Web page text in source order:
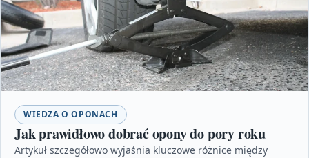
WIEDZA O OPONACH
Jak prawidłowo dobrać opony do pory roku
Artykuł szczegółowo wyjaśnia kluczowe różnice między